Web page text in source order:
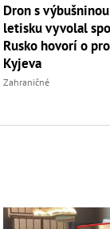
Dron s
letisku vyvolal
Rusko hovorí o
Kyjeva
Zahraničné